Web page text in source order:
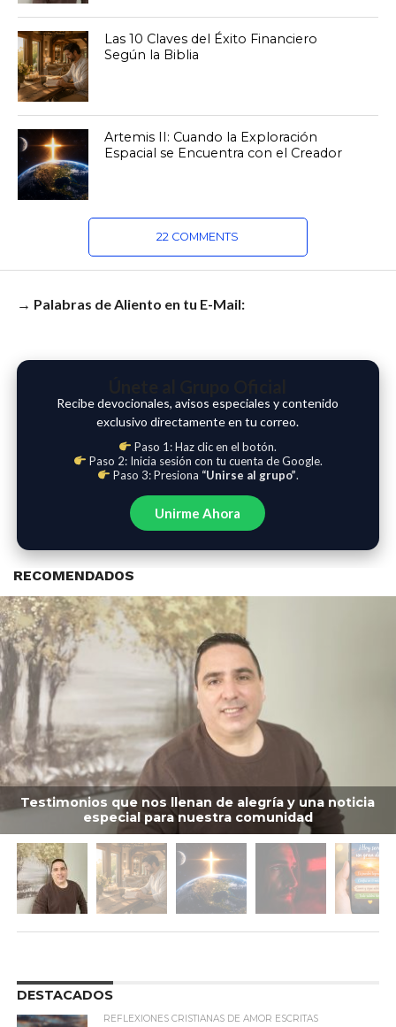
Las 10 Claves del Éxito Financiero
Según la Biblia
Artemis II: Cuando la Exploración
Espacial se Encuentra con el Creador
22 COMMENTS
→ Palabras de Aliento en tu E-Mail:
Recibe devocionales, avisos especiales y contenido
exclusivo directamente en tu correo.
Paso 1: Haz clic en el botón.
Paso 2: Inicia sesión con tu cuenta de Google.
Paso 3: Presiona “Unirse al grupo”.
Unirme Ahora
RECOMENDADOS
Testimonios que nos llenan de alegría y una noticia
especial para nuestra comunidad
DESTACADOS
REFLEXIONES CRISTIANAS DE AMOR ESCRITAS